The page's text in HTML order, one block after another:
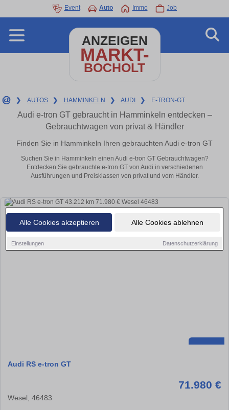
Alle Cookies akzeptieren Alle Cookies ablehnen
Einstellungen Datenschutzerklärung
Event Auto Immo Job
ANZEIGEN
MARKT-
BOCHOLT
❯ AUTOS ❯ HAMMINKELN ❯ AUDI ❯ E-TRON-GT
Audi e-tron GT gebraucht in Hamminkeln entdecken –
Gebrauchtwagen von privat & Händler
Finden Sie in Hamminkeln Ihren gebrauchten Audi e-tron GT
Suchen Sie in Hamminkeln einen Audi e-tron GT Gebrauchtwagen?
Entdecken Sie gebrauchte e-tron GT von Audi in verschiedenen
Ausführungen und Preisklassen von privat und vom Händler.
Audi RS e-tron GT
71.980 €
Wesel, 46483